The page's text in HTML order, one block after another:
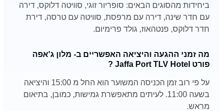
ביחידות מהסוגים הבאים: סופריור זוגי, סוויטה דלוקס, דירה
עם חדר שינה, דירה עם מרפסת, סוויטה עם טרסה, דירת
חדר דלוקס, פנטהאוז, גולד פרימיום.
מה זמני ההגעה והיציאה האפשריים ב- מלון ג'אפה
פורט Jaffa Port TLV Hotel ?
על פי רוב זמן הכניסה המשוער הוא החל מ 15:00 והיציאה
בשעה 11:00. לעיתים מתאפשרת גמישות, כמובן, בתיאום
מראש.